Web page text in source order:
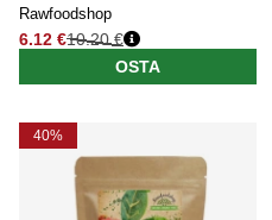
Rawfoodshop
6.12 €
Normaali hinta
10.20 €
OSTA
40%